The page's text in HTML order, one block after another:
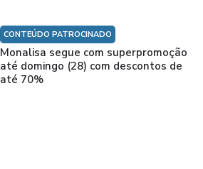
CONTEÚDO PATROCINADO
Monalisa segue com superpromoção
até domingo (28) com descontos de
até 70%